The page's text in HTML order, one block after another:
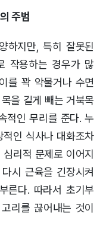
주범
하지만, 특히 잘못된
작용하는 경우가 많
를 꽉 악물거나 수면
을 길게 빼는 거북목
적인 무리를 준다. 누
인 식사나 대화조차
리적 문제로 이어지
시 근육을 긴장시켜
른다. 따라서 초기부
리를 끊어내는 것이